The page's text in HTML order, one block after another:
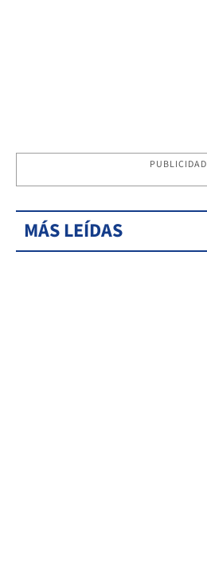
PUBLICIDAD
MÁS LEÍDAS